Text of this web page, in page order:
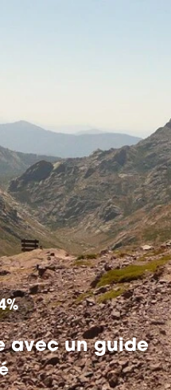
avec un guide